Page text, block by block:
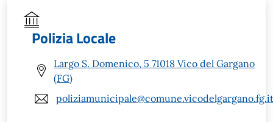
Polizia Locale
Largo S. Domenico, 5 71018 Vico del Gargano
(FG)
poliziamunicipale@comune.vicodelgargano.fg.it